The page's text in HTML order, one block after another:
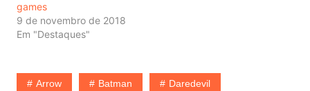
games
9 de novembro de 2018
Em "Destaques"
Arrow Batman Daredevil